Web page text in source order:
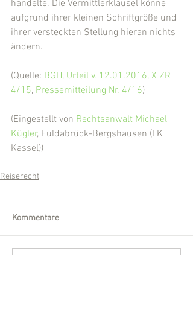
handelte. Die Vermittlerklausel könne
aufgrund ihrer kleinen Schriftgröße und
ihrer versteckten Stellung hieran nichts
ändern.
(Quelle: BGH, Urteil v. 12.01.2016, X ZR
4/15, Pressemitteilung Nr. 4/16)
(Eingestellt von Rechtsanwalt Michael
Kügler, Fuldabrück-Bergshausen (LK
Kassel))
Reiserecht
Kommentare